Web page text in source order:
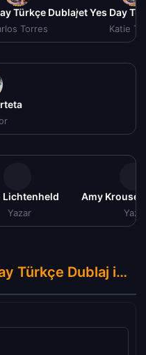
Türkçe Dublaj izle (2021)
Torres
Her Şeye Evet Yes Day
Katie
Lichtenheld
Yazar
Amy Krouse
Her Şeye Evet Yes Day Türkçe Dublaj izle (2021) Hakkında Yorumlar